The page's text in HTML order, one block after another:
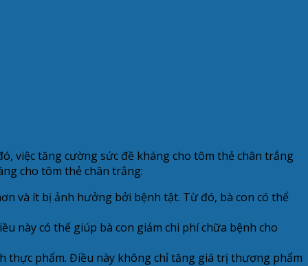
việc tăng cường sức đề kháng cho tôm thẻ chân trắng
cho tôm thẻ chân trắng:
và ít bị ảnh hưởng bởi bệnh tật. Từ đó, bà con có thể
này có thể giúp bà con giảm chi phí chữa bệnh cho
thực phẩm. Điều này không chỉ tăng giá trị thương phẩm